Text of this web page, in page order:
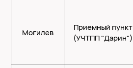
Могилев
Приемный пункт
(УЧТПП "Дарин")